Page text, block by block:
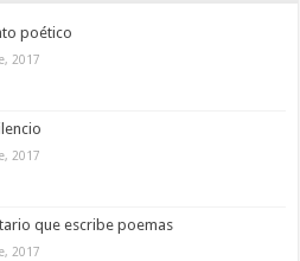
poético
2017
2017
que escribe poemas
2017